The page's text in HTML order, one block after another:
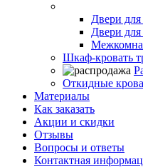
Двери для
Двери
Шкаф-кровать
Откидные
Материалы
Как заказать
Акции и скидки
Отзывы
Вопросы и ответы
Контактная